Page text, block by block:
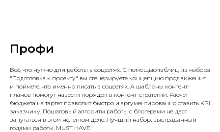
Профи
Всё, что нужно для работы в соцсетях. С помощью таблиц из набора
"Подготовка к проекту" вы сгенерируете концепцию продвижения
и поймёте, что именно писать в соцсетях. А шаблоны контент-
планов помогут навести порядок в контент-стратегии. Расчёт
бюджета на таргет позволит быстро и аргументированно ставить KPI
заказчику. Пошаговый алгоритм работы с блогерами не даст
запутаться в этом нелёгком деле. Лучший набор, выстраданный
годами работы, MUST HAVE!